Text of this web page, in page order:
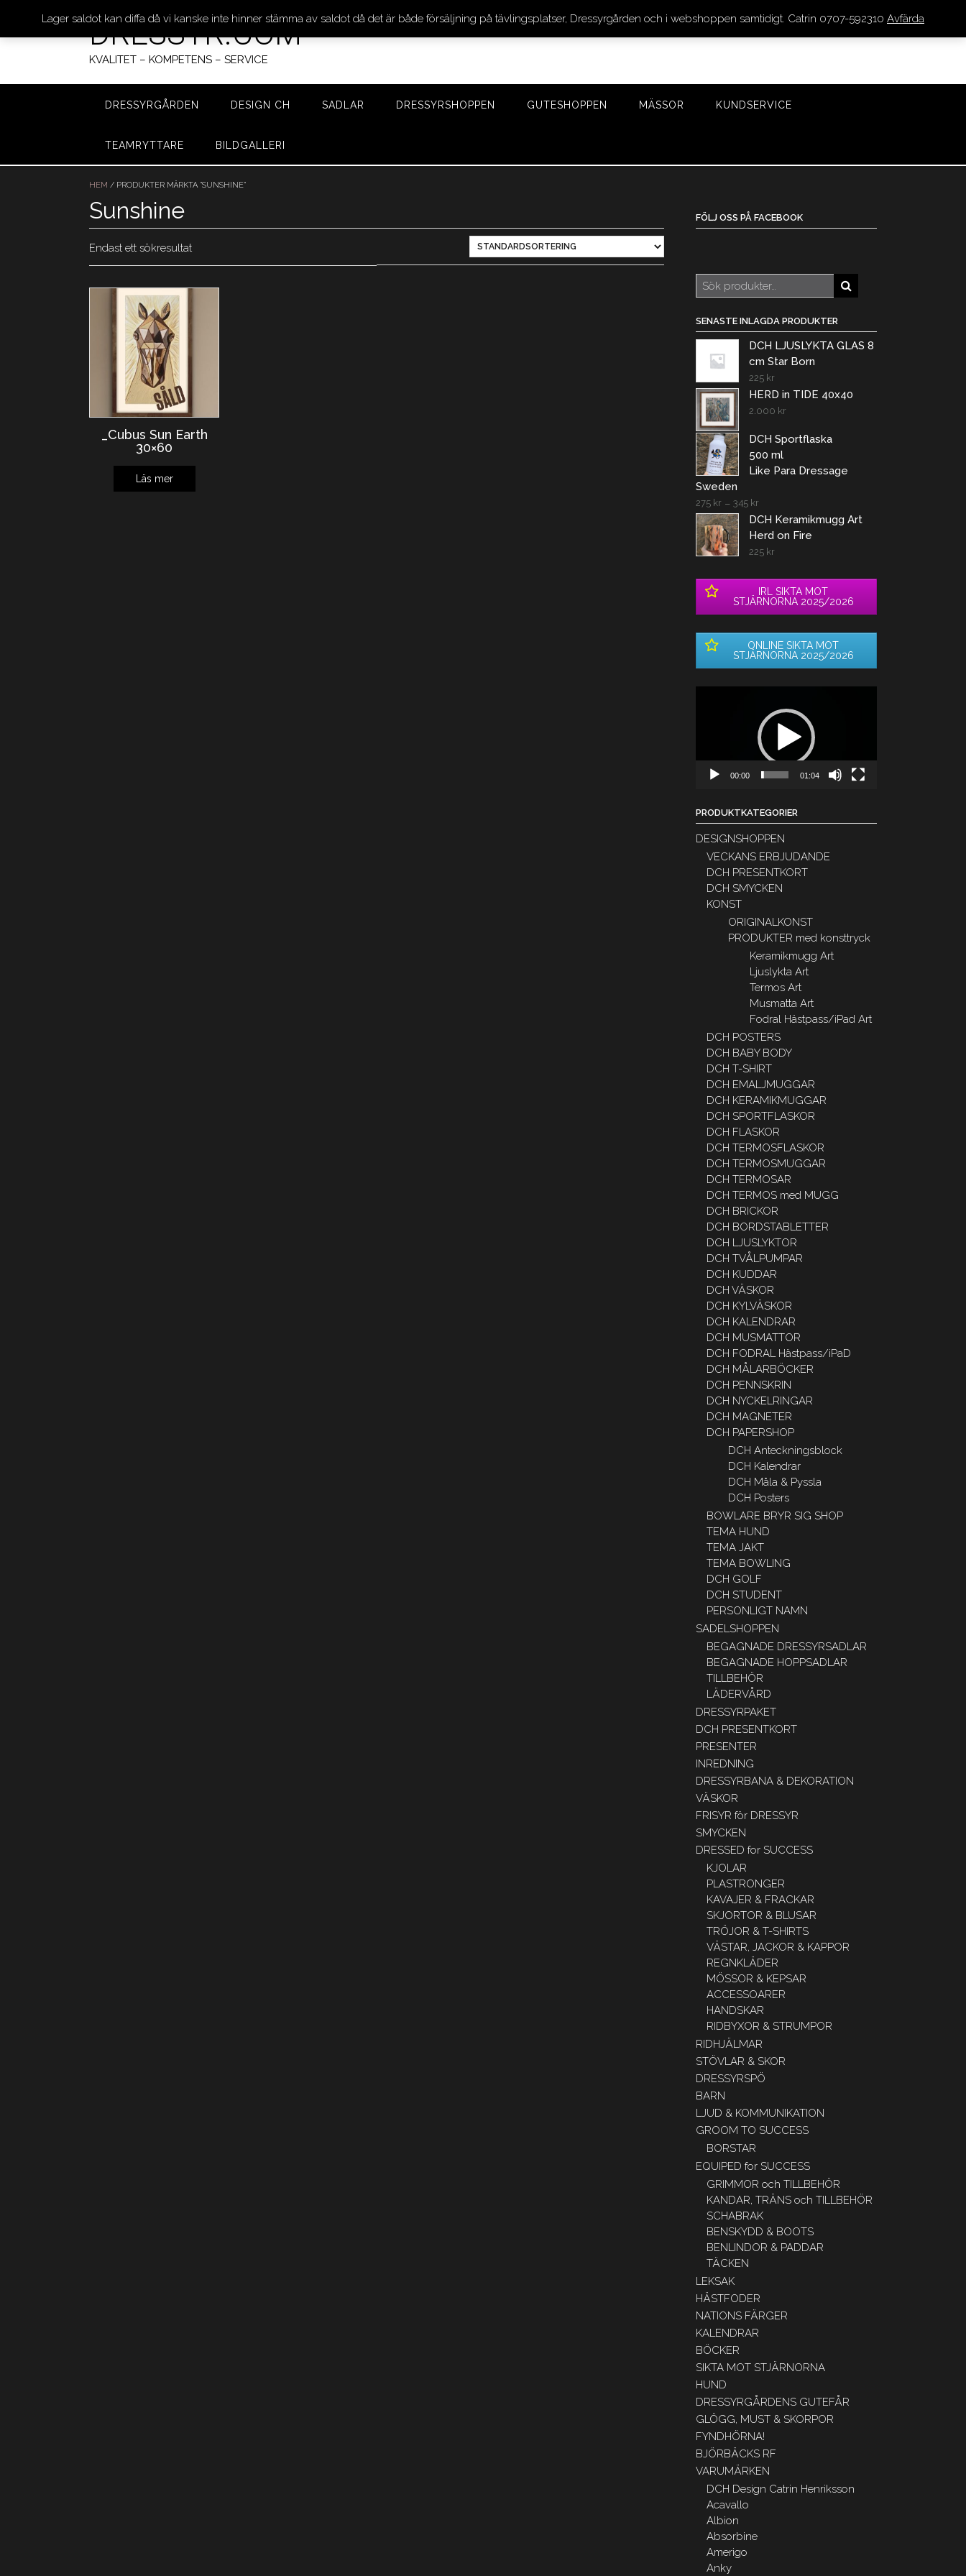
Hoppa
DRESSYR.COM
KVALITET – KOMPETENS – SERVICE
DRESSYRGÅRDEN DESIGN CH SADLAR DRESSYRSHOPPEN GUTESHOPPEN MÄSSOR KUNDSERVICE
TEAMRYTTARE BILDGALLERI
HEM / PRODUKTER MÄRKTA ”SUNSHINE”
Sunshine
Endast ett sökresultat
_Cubus Sun Earth
30×60
Läs mer
FÖLJ OSS PÅ FACEBOOK
Sök
efter:
SENASTE INLAGDA PRODUKTER
DCH LJUSLYKTA GLAS 8
cm Star Born
225 kr
HERD in TIDE 40x40
2.000 kr
DCH Sportflaska
500 ml
Like Para Dressage
Sweden
275 kr– 345 kr
DCH Keramikmugg Art
Herd on Fire
225 kr
IRL SIKTA MOT
STJÄRNORNA 2025/2026
ONLINE SIKTA MOT
STJÄRNORNA 2025/2026
00:00 01:04
PRODUKTKATEGORIER
DESIGNSHOPPEN
VECKANS ERBJUDANDE
DCH PRESENTKORT
DCH SMYCKEN
KONST
ORIGINALKONST
PRODUKTER med konsttryck
Keramikmugg Art
Ljuslykta Art
Termos Art
Musmatta Art
Fodral Hästpass/iPad Art
DCH POSTERS
DCH BABY BODY
DCH T-SHIRT
DCH EMALJMUGGAR
DCH KERAMIKMUGGAR
DCH SPORTFLASKOR
DCH FLASKOR
DCH TERMOSFLASKOR
DCH TERMOSMUGGAR
DCH TERMOSAR
DCH TERMOS med MUGG
DCH BRICKOR
DCH BORDSTABLETTER
DCH LJUSLYKTOR
DCH TVÅLPUMPAR
DCH KUDDAR
DCH VÄSKOR
DCH KYLVÄSKOR
DCH KALENDRAR
DCH MUSMATTOR
DCH FODRAL Hästpass/iPaD
DCH MÅLARBÖCKER
DCH PENNSKRIN
DCH NYCKELRINGAR
DCH MAGNETER
DCH PAPERSHOP
DCH Anteckningsblock
DCH Kalendrar
DCH Måla & Pyssla
DCH Posters
BOWLARE BRYR SIG SHOP
TEMA HUND
TEMA JAKT
TEMA BOWLING
DCH GOLF
DCH STUDENT
PERSONLIGT NAMN
SADELSHOPPEN
BEGAGNADE DRESSYRSADLAR
BEGAGNADE HOPPSADLAR
TILLBEHÖR
LÄDERVÅRD
DRESSYRPAKET
DCH PRESENTKORT
PRESENTER
INREDNING
DRESSYRBANA & DEKORATION
VÄSKOR
FRISYR för DRESSYR
SMYCKEN
DRESSED for SUCCESS
KJOLAR
PLASTRONGER
KAVAJER & FRACKAR
SKJORTOR & BLUSAR
TRÖJOR & T-SHIRTS
VÄSTAR, JACKOR & KAPPOR
REGNKLÄDER
MÖSSOR & KEPSAR
ACCESSOARER
HANDSKAR
RIDBYXOR & STRUMPOR
RIDHJÄLMAR
STÖVLAR & SKOR
DRESSYRSPÖ
BARN
LJUD & KOMMUNIKATION
GROOM TO SUCCESS
BORSTAR
EQUIPED for SUCCESS
GRIMMOR och TILLBEHÖR
KANDAR, TRÄNS och TILLBEHÖR
SCHABRAK
BENSKYDD & BOOTS
BENLINDOR & PADDAR
TÄCKEN
LEKSAK
HÄSTFODER
NATIONS FÄRGER
KALENDRAR
BÖCKER
SIKTA MOT STJÄRNORNA
HUND
DRESSYRGÅRDENS GUTEFÅR
GLÖGG, MUST & SKORPOR
FYNDHÖRNA!
BJÖRBÄCKS RF
VARUMÄRKEN
DCH Design Catrin Henriksson
Acavallo
Albion
Absorbine
Amerigo
Anky
Lager saldot kan diffa då vi kanske inte hinner stämma av saldot då det är både försäljning på tävlingsplatser, Dressyrgården och i webshoppen samtidigt. Catrin 0707-592310 Avfärda